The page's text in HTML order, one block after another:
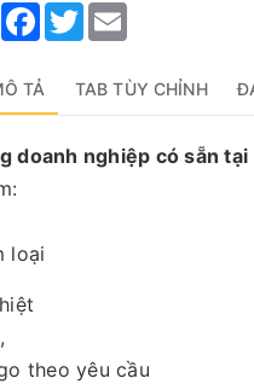
Share Facebook
Twitter
TẢ TAB TÙY CHỈNH
doanh nghiệp có sẵn tại
loại
theo yêu cầu